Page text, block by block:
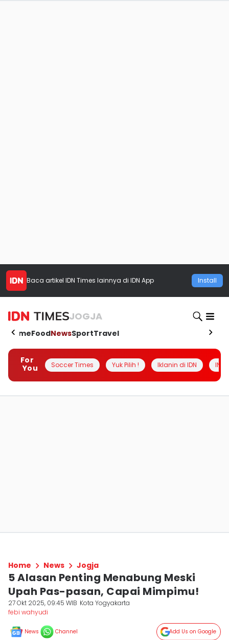
Baca artikel IDN Times lainnya di IDN App Install
JOGJA
HomeFoodNewsSportTravel
For
You
Soccer Times Yuk Pilih ! Iklanin di IDN
Home News Jogja
5 Alasan Penting Menabung Meski
Upah Pas-pasan, Capai Mimpimu!
27 Okt 2025, 09:45 WIB Kota Yogyakarta
febi wahyudi
News Channel Add Us on Google